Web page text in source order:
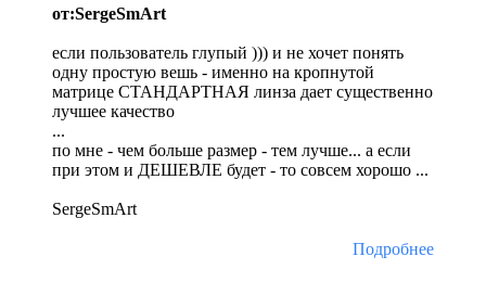
от:SergeSmArt
если пользователь глупый ))) и не хочет понять
одну простую вешь - именно на кропнутой
матрице СТАНДАРТНАЯ линза дает существенно
лучшее качество
...
по мне - чем больше размер - тем лучше... а если
при этом и ДЕШЕВЛЕ будет - то совсем хорошо ...
SergeSmArt
Подробнее